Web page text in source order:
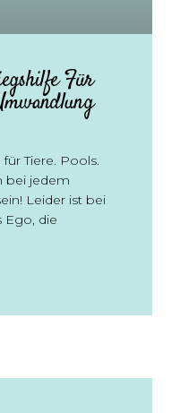
Für
für Tiere. Pools.
bei jedem
Leider ist bei
Ego, die